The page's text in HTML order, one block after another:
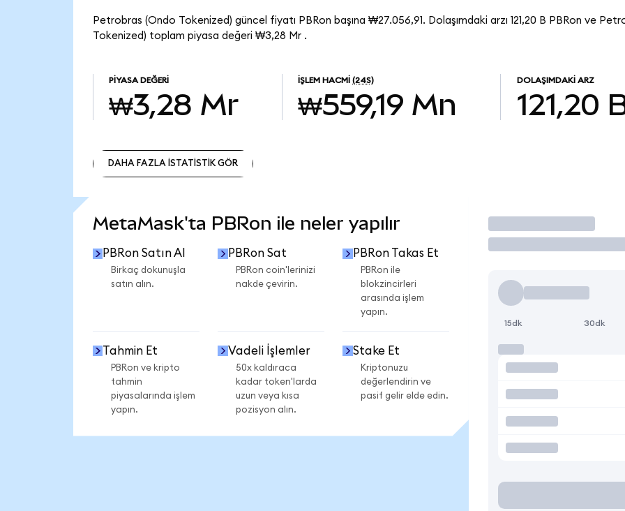
Petrobras (Ondo Tokenized) güncel fiyatı PBRon başına ₩27.056,91. Dolaşımdaki arzı 121,20 B PBRon ve
Tokenized) toplam piyasa değeri ₩3,28 Mr .
PIYASA DEĞERI
₩3,28 Mr
İŞLEM HACMI (24S)
₩559,19 Mn
DOLAŞIMDAKI ARZ
121,20
DAHA FAZLA İSTATİSTİK GÖR
MetaMask'ta PBRon ile neler yapılır
PBRon Satın Al
Birkaç dokunuşla
satın alın.
PBRon Sat
PBRon coin'lerinizi
nakde çevirin.
PBRon Takas Et
PBRon ile
blokzincirleri
arasında işlem
yapın.
Tahmin Et
PBRon ve kripto
tahmin
piyasalarında işlem
yapın.
Vadeli İşlemler
50x kaldıraca
kadar token'larda
uzun veya kısa
pozisyon alın.
Stake Et
Kriptonuzu
değerlendirin ve
pasif gelir elde edin.
İşlem Yap
15dk 30dk